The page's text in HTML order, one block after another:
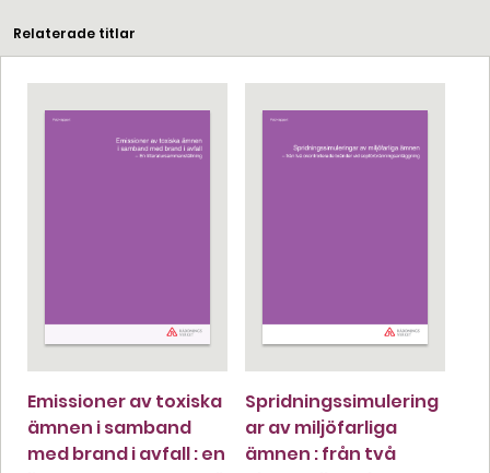
Relaterade titlar
Emissioner av toxiska
ämnen i samband
med brand i avfall : en
Spridningssimulering
ar av miljöfarliga
ämnen : från två